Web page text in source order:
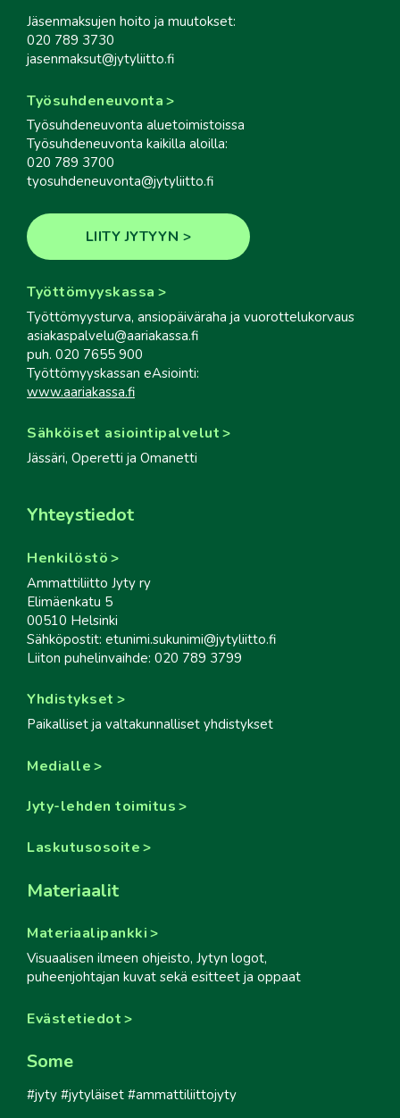
Jäsenmaksujen hoito ja muutokset:
020 789 3730
jasenmaksut@jytyliitto.fi
Työsuhdeneuvonta
Työsuhdeneuvonta aluetoimistoissa
Työsuhdeneuvonta kaikilla aloilla:
020 789 3700
tyosuhdeneuvonta@jytyliitto.fi
LIITY JYTYYN
Työttömyyskassa
Työttömyysturva, ansiopäiväraha ja vuorottelukorvaus
asiakaspalvelu@aariakassa.fi
puh. 020 7655 900
Työttömyyskassan eAsiointi:
www.aariakassa.fi
Sähköiset asiointipalvelut
Jässäri, Operetti ja Omanetti
Yhteystiedot
Henkilöstö
Ammattiliitto Jyty ry
Elimäenkatu 5
00510 Helsinki
Sähköpostit: etunimi.sukunimi@jytyliitto.fi
Liiton puhelinvaihde: 020 789 3799
Yhdistykset
Paikalliset ja valtakunnalliset yhdistykset
Medialle
Jyty-lehden toimitus
Laskutusosoite
Materiaalit
Materiaalipankki
Visuaalisen ilmeen ohjeisto, Jytyn logot,
puheenjohtajan kuvat sekä esitteet ja oppaat
Evästetiedot
Some
#jyty #jytyläiset #ammattiliittojyty